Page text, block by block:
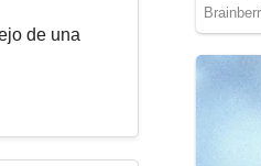
de una